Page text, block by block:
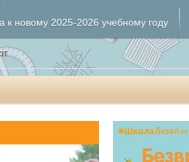
к новому 2025-2026 учебному году